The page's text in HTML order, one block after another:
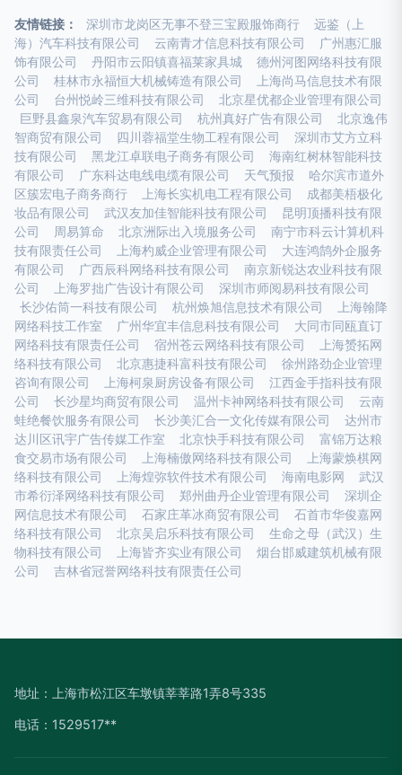
友情链接： 深圳市龙岗区无事不登三宝殿服饰商行
远鉴（上
海）汽车科技有限公司
云南青才信息科技有限公司
广州惠汇服
饰有限公司
丹阳市云阳镇喜福莱家具城
德州河图网络科技有限
公司
桂林市永福恒大机械铸造有限公司
上海尚马信息技术有限
公司
台州悦岭三维科技有限公司
北京星优都企业管理有限公司
巨野县鑫泉汽车贸易有限公司
杭州真好广告有限公司
北京逸伟
智商贸有限公司
四川蓉福堂生物工程有限公司
深圳市艾方立科
技有限公司
黑龙江卓联电子商务有限公司
海南红树林智能科技
有限公司
广东科达电线电缆有限公司 天气预报
哈尔滨市道外
区簇宏电子商务商行
上海长实机电工程有限公司
成都美梧极化
妆品有限公司
武汉友加佳智能科技有限公司
昆明顶播科技有限
公司
周易算命 北京洲际出入境服务公司
南宁市科云计算机科
技有限责任公司
上海杓威企业管理有限公司
大连鸿鹄外企服务
有限公司
广西辰科网络科技有限公司
南京新锐达农业科技有限
公司
上海罗拙广告设计有限公司
深圳市师阅易科技有限公司
长沙佑筒一科技有限公司
杭州焕旭信息技术有限公司
上海翰降
网络科技工作室
广州华宜丰信息科技有限公司
大同市同瓯直订
网络科技有限责任公司
宿州苍云网络科技有限公司
上海赟拓网
络科技有限公司
北京惠捷科富科技有限公司
徐州路劲企业管理
咨询有限公司
上海柯泉厨房设备有限公司
江西金手指科技有限
公司
长沙星均商贸有限公司 温州卡神网络科技有限公司
云南
蛙绝餐饮服务有限公司
长沙美汇合一文化传媒有限公司
达州市
达川区讯宇广告传媒工作室
北京快手科技有限公司
富锦万达粮
食交易市场有限公司
上海楠傲网络科技有限公司
上海蒙焕棋网
络科技有限公司
上海煌弥软件技术有限公司 海南电影网
武汉
市希衍泽网络科技有限公司
郑州曲丹企业管理有限公司
深圳企
网信息技术有限公司
石家庄革冰商贸有限公司
石首市华俊嘉网
络科技有限公司
北京吴启乐科技有限公司
生命之母（武汉）生
物科技有限公司
上海皆齐实业有限公司
烟台邯威建筑机械有限
公司
吉林省冠誉网络科技有限责任公司
地址：上海市松江区车墩镇莘莘路1弄8号335
电话：1529517**